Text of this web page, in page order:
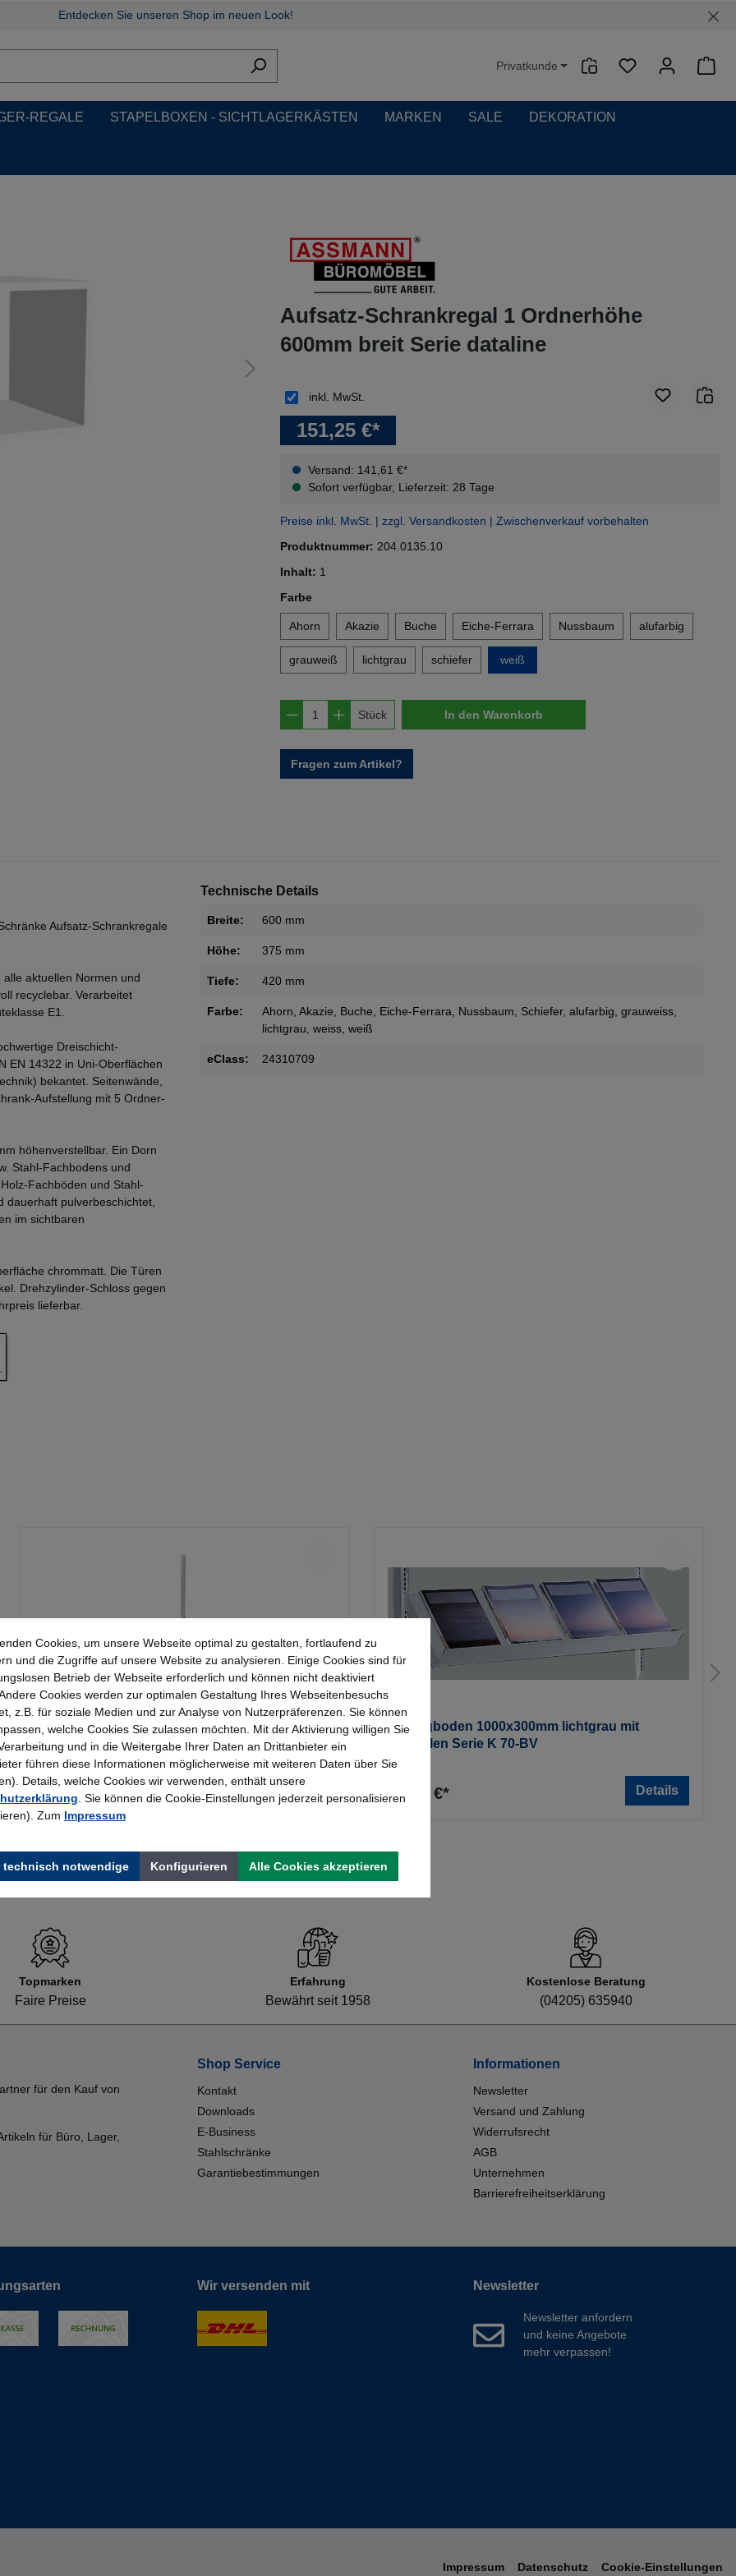
Entdecken Sie unseren Shop im neuen Look!
Privatkunde
REGALE STAPELBOXEN - SICHTLAGERKÄSTEN MARKEN SALE DEKORATION
Aufsatz-Schrankregal 1 Ordnerhöhe
600mm breit Serie dataline
151,25 €*
Versand: 141,61 €*
Sofort verfügbar, Lieferzeit: 28 Tage
inkl. MwSt.
Preise inkl. MwSt. | zzgl. Versandkosten | Zwischenverkauf vorbehalten
Produktnummer: 204.0135.10
Inhalt: 1
Farbeauswählen
Ahorn Akazie Buche Eiche-Ferrara Nussbaum alufarbig
grauweiß lichtgrau schiefer weiß
Produkt Anzahl: Gib den gewünschten Wert ein
Stück In den Warenkorb
Fragen zum Artikel?
Aufsatz-Schrankregale
aktuellen Normen und
recyclebar. Verarbeitet
E1.
Dreischicht-
EN 14322 in Uni-Oberflächen
bekantet. Seitenwände,
Aufstellung mit 5 Ordner-
höhenverstellbar. Ein Dorn
Stahl-Fachbodens und
Fachböden und Stahl-
dauerhaft pulverbeschichtet,
im sichtbaren
chrommatt. Die Türen
Drehzylinder-Schloss gegen
lieferbar.
Technische Details
Breite: 600 mm
Höhe: 375 mm
Tiefe: 420 mm
Farbe: Ahorn, Akazie, Buche, Eiche-Ferrara, Nussbaum, Schiefer, alufarbig, grauweiss,
lichtgrau, weiss, weiß
eClass: 24310709
Kerkmann - Wandschiene lichtgrau 2000, Serie
70-BV
25,23 €*
Schrägboden 1000x300mm lichtgrau mit
Konsolen Serie K 70-BV
56,64 €* Details
Topmarken
Faire Preise
Erfahrung
Bewährt seit 1958
Kostenlose Beratung
(04205) 635940
für den Kauf von
für Büro, Lager,
Shop Service
Kontakt
Downloads
E-Business
Stahlschränke
Garantiebestimmungen
Informationen
Newsletter
Versand und Zahlung
Widerrufsrecht
AGB
Unternehmen
Barrierefreiheitserklärung
Wir versenden mit Newsletter
Newsletter anfordern
und keine Angebote
mehr verpassen!
Impressum Datenschutz Cookie-Einstellungen
Cookies, um unsere Webseite optimal zu gestalten, fortlaufend zu
und die Zugriffe auf unsere Website zu analysieren. Einige Cookies sind für
Betrieb der Webseite erforderlich und können nicht deaktiviert
Cookies werden zur optimalen Gestaltung Ihres Webseitenbesuchs
z.B. für soziale Medien und zur Analyse von Nutzerpräferenzen. Sie können
welche Cookies Sie zulassen möchten. Mit der Aktivierung willigen Sie
und in die Weitergabe Ihrer Daten an Drittanbieter ein
führen diese Informationen möglicherweise mit weiteren Daten über Sie
Details, welche Cookies wir verwenden, enthält unsere
. Sie können die Cookie-Einstellungen jederzeit personalisieren
Zum Impressum
technisch notwendige Konfigurieren Alle Cookies akzeptieren